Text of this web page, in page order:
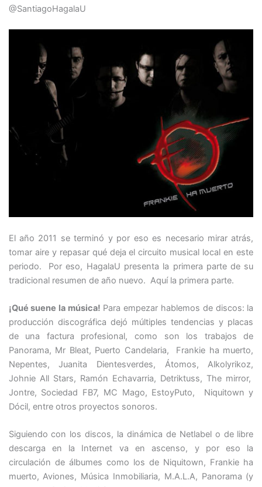
@SantiagoHagalaU
El año 2011 se terminó y por eso es necesario mirar atrás,
tomar aire y repasar qué deja el circuito musical local en este
periodo. Por eso, HagalaU presenta la primera parte de su
tradicional resumen de año nuevo. Aquí la primera parte.
¡Qué suene la música! Para empezar hablemos de discos: la
producción discográfica dejó múltiples tendencias y placas
de una factura profesional, como son los trabajos de
Panorama, Mr Bleat, Puerto Candelaria, Frankie ha muerto,
Nepentes, Juanita Dientesverdes, Átomos, Alkolyrikoz,
Johnie All Stars, Ramón Echavarria, Detriktuss, The mirror,
Jontre, Sociedad FB7, MC Mago, EstoyPuto, Niquitown y
Dócil, entre otros proyectos sonoros.
Siguiendo con los discos, la dinámica de Netlabel o de libre
descarga en la Internet va en ascenso, y por eso la
circulación de álbumes como los de Niquitown, Frankie ha
muerto, Aviones, Música Inmobiliaria, M.A.L.A, Panorama (y